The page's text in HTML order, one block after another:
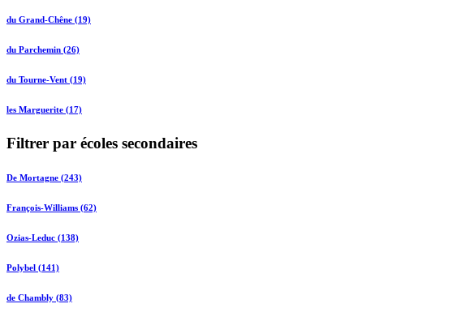
du Grand-Chêne (19)
du Parchemin (26)
du Tourne-Vent (19)
les Marguerite (17)
Filtrer par écoles secondaires
De Mortagne (243)
François-Williams (62)
Ozias-Leduc (138)
Polybel (141)
de Chambly (83)